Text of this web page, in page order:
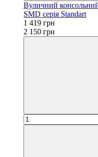
Вуличний
SMD серія Standart
1 419 грн
2 150 грн